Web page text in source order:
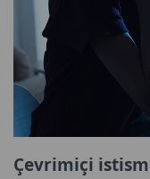
Çevrimiçi